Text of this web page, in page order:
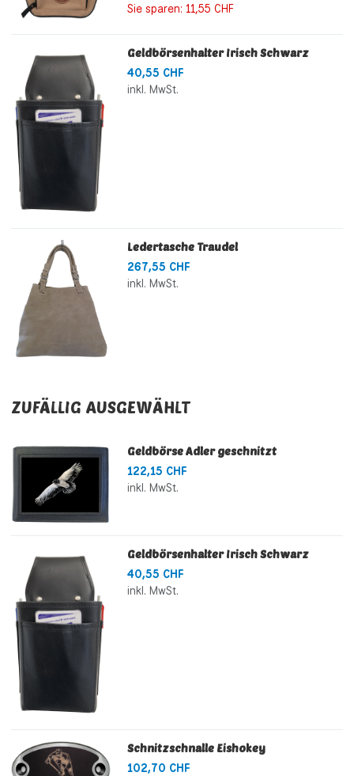
Sie sparen: 11,55 CHF
Geldbörsenhalter Irisch Schwarz
40,55 CHF
inkl. MwSt.
Ledertasche Traudel
267,55 CHF
inkl. MwSt.
ZUFÄLLIG AUSGEWÄHLT
Geldbörse Adler geschnitzt
122,15 CHF
inkl. MwSt.
Geldbörsenhalter Irisch Schwarz
40,55 CHF
inkl. MwSt.
Schnitzschnalle Eishokey
102,70 CHF